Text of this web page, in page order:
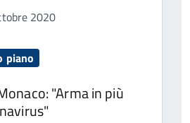
2020
piano
"Arma in più